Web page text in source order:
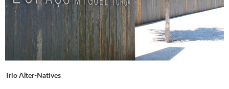
Trio Alter-Natives